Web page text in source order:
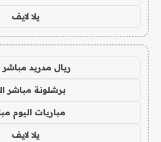
يلا لايف
ريال مدريد مباشر
برشلونة مباشر
مباريات اليوم
يلا لايف